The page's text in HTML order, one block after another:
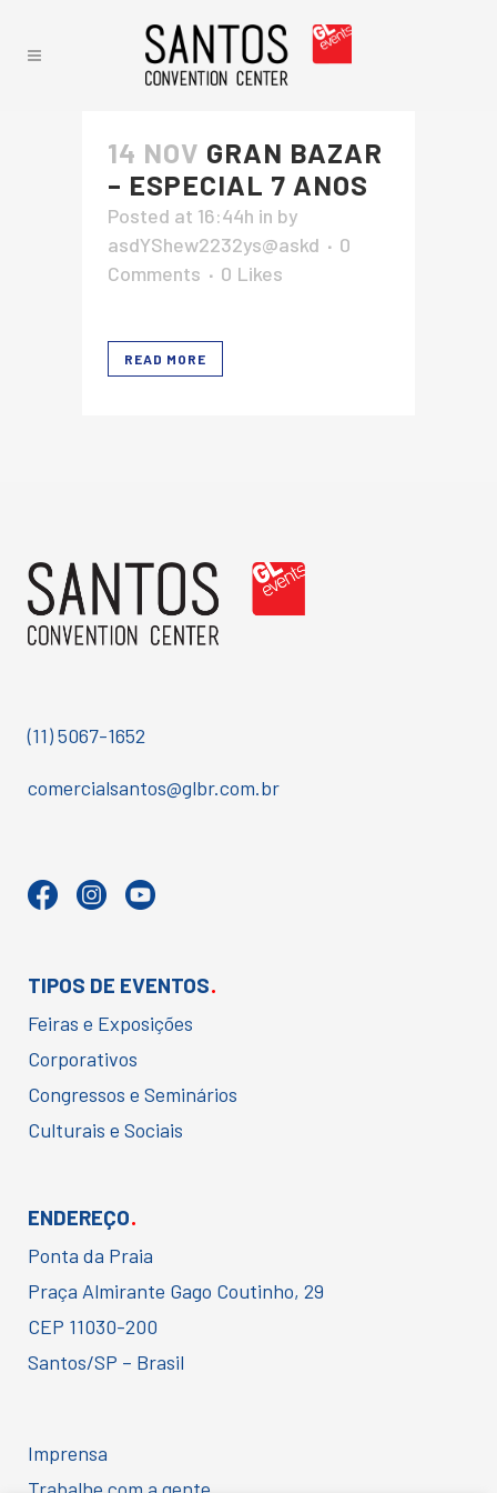
14 NOV GRAN BAZAR
– ESPECIAL 7 ANOS
Posted at 16:44h in by
asdYShew2232ys@askd
0
Comments
0 Likes
READ MORE
(11) 5067-1652
comercialsantos@glbr.com.br
TIPOS DE EVENTOS.
Feiras e Exposições
Corporativos
Congressos e Seminários
Culturais e Sociais
ENDEREÇO.
Ponta da Praia
Praça Almirante Gago Coutinho, 29
CEP 11030-200
Santos/SP – Brasil
Imprensa